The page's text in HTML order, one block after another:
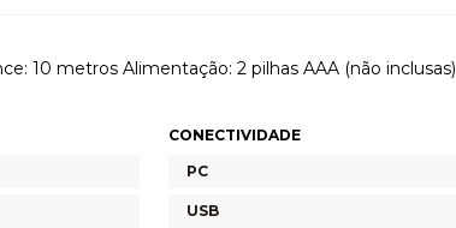
10 metros Alimentação: 2 pilhas AAA (não inclusas)
CONECTIVIDADE
PC
USB